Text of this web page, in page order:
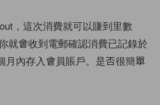
，這次消費就可以賺到里數
就會收到電郵確認消費已記錄於
月內存入會員賬戶。是否很簡單